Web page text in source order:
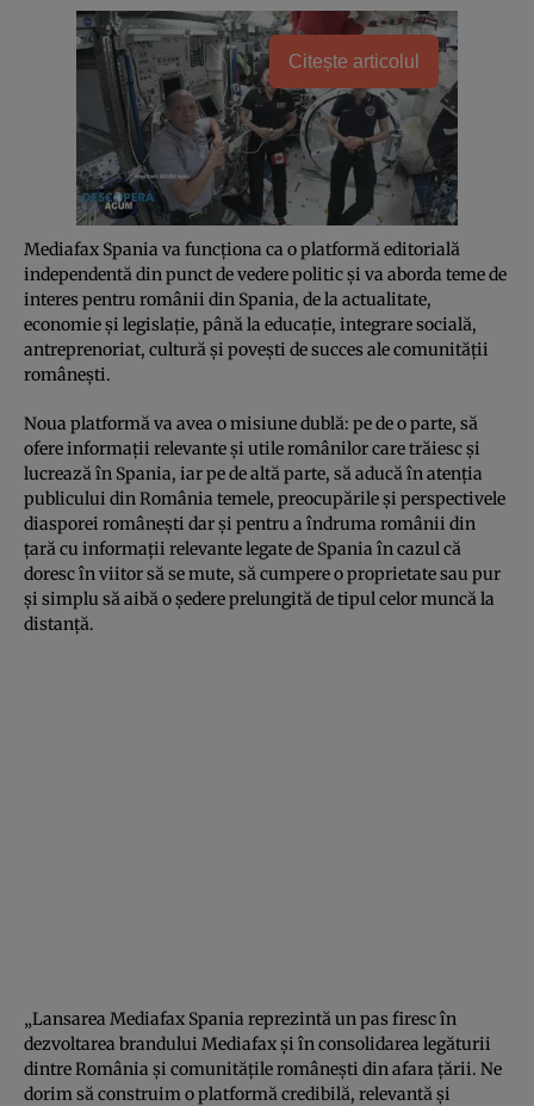
Citește articolul
Mediafax Spania va funcționa ca o platformă editorială
independentă din punct de vedere politic și va aborda teme de
interes pentru românii din Spania, de la actualitate,
economie și legislație, până la educație, integrare socială,
antreprenoriat, cultură și povești de succes ale comunității
românești.
Noua platformă va avea o misiune dublă: pe de o parte, să
ofere informații relevante și utile românilor care trăiesc și
lucrează în Spania, iar pe de altă parte, să aducă în atenția
publicului din România temele, preocupările și perspectivele
diasporei românești dar și pentru a îndruma românii din
țară cu informații relevante legate de Spania în cazul că
doresc în viitor să se mute, să cumpere o proprietate sau pur
și simplu să aibă o ședere prelungită de tipul celor muncă la
distanță.
„Lansarea Mediafax Spania reprezintă un pas firesc în
dezvoltarea brandului Mediafax și în consolidarea legăturii
dintre România și comunitățile românești din afara țării. Ne
dorim să construim o platformă credibilă, relevantă și